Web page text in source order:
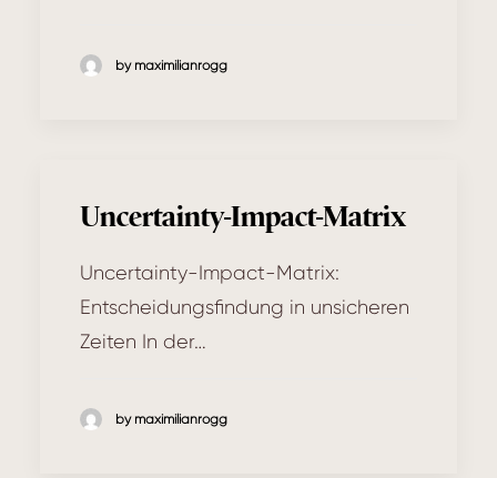
by maximilianrogg
Uncertainty-Impact-Matrix
Uncertainty-Impact-Matrix:
Entscheidungsfindung in unsicheren
Zeiten In der…
by maximilianrogg